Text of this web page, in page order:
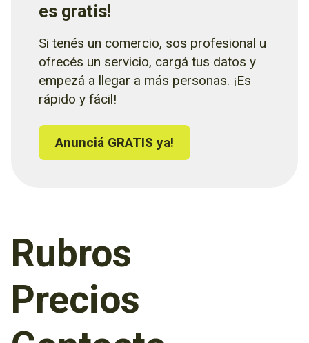
es gratis!
Si tenés un comercio, sos profesional u
ofrecés un servicio, cargá tus datos y
empezá a llegar a más personas. ¡Es
rápido y fácil!
Anunciá GRATIS ya!
Rubros
Precios